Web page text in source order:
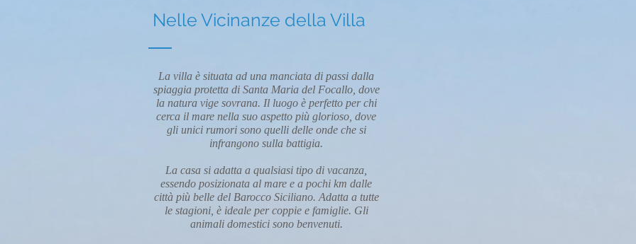
Nelle Vicinanze della Villa
La villa è situata ad una manciata di passi dalla
spiaggia protetta di Santa Maria del Focallo, dove
la natura vige sovrana. Il luogo è perfetto per chi
cerca il mare nella suo aspetto più glorioso, dove
gli unici rumori sono quelli delle onde che si
infrangono sulla battigia.
La casa si adatta a qualsiasi tipo di vacanza,
essendo posizionata al mare e a pochi km dalle
città più belle del Barocco Siciliano. Adatta a tutte
le stagioni, è ideale per coppie e famiglie. Gli
animali domestici sono benvenuti.